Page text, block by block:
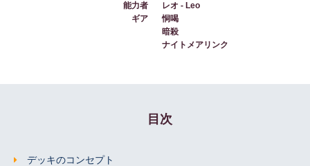
能力者
レオ - Leo
ギア
恫喝
暗殺
ナイトメアリンク
目次
デッキのコンセプト